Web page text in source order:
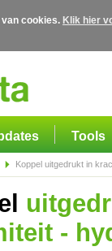
cookies. Klik hier
Tools
Koppel uitgedrukt in
-